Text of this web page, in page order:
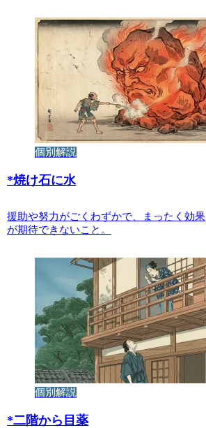
個別解説
*焼け石に水
援助や努力がごくわずかで、まったく効果
が期待できないこと。
個別解説
*二階から目薬